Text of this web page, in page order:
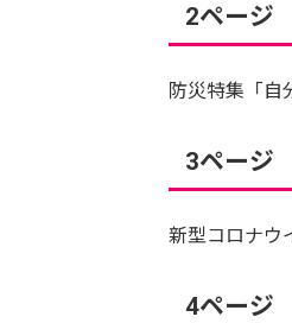
2ページ
防災特集「自
3ページ
新型コロナウ
4ページ